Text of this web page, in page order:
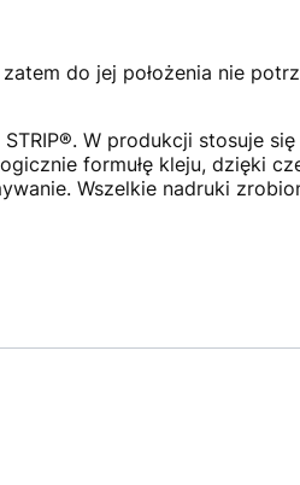
do jej położenia nie
W produkcji stosuje
formułę kleju, dzięki
Wszelkie nadruki